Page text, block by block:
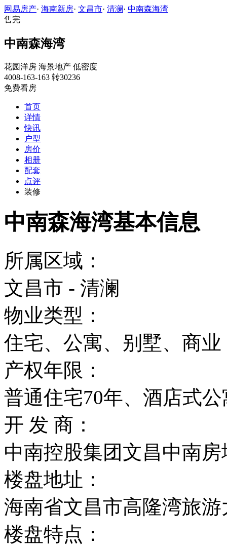
网易房产· 海南新房· 文昌市· 清澜· 中南森海湾
售完
中南森海湾
花园洋房 海景地产 低密度
4008-163-163 转30236
免费看房
首页
详情
快讯
户型
房价
相册
配套
点评
装修
中南森海湾基本信息
所属区域：
文昌市 - 清澜
物业类型：
住宅、公寓、别墅、商业
产权年限：
普通住宅70年、酒店式
开 发 商：
中南控股集团文昌中南
楼盘地址：
海南省文昌市高隆湾旅
楼盘特点：